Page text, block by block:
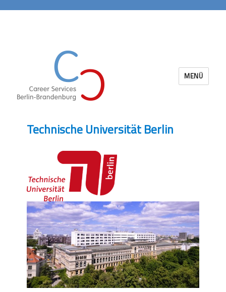
MENÜ
Technische Universität Berlin